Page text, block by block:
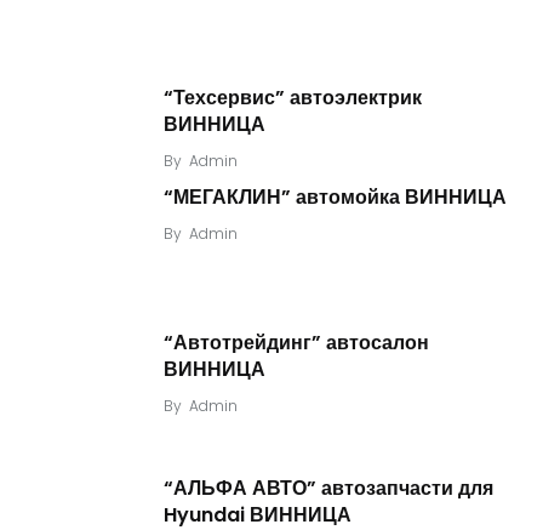
“Техсервис” автоэлектрик
ВИННИЦА
By Admin
“МЕГАКЛИН” автомойка ВИННИЦА
By Admin
“Автотрейдинг” автосалон
ВИННИЦА
By Admin
“АЛЬФА АВТО” автозапчасти для
Hyundai ВИННИЦА